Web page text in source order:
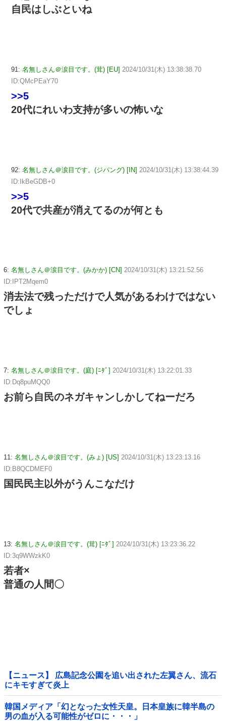
自民はしぶといね
91: 名無しさん＠涙目です。(茸) [EU] 2024/10/31(木) 13:38:38.70
ID:QMcPEaY70
>>5
20代にれいわ支持が多いの怖いな
92: 名無しさん＠涙目です。(ジパング) [IN] 2024/10/31(木) 13:38:44.39
ID:IkBeGDB+0
>>5
20代で共産が消えてるのが何とも
6: 名無しさん＠涙目です。(みかか) [CN] 2024/10/31(木) 13:21:52.56
ID:IPT2Mqem0
消去法で残っただけで人気があるわけではない
でしょ
7: 名無しさん＠涙目です。(庭) [ﾆﾀﾞ] 2024/10/31(木) 13:22:01.33
ID:Dq8puMQQ0
お前ら自民のネガキャンしかしてねーだろ
11: 名無しさん＠涙目です。(みょ) [US] 2024/10/31(木) 13:23:13.16
ID:B8QCDMEF0
国民民主以外がうんこなだけ
13: 名無しさん＠涙目です。(茸) [ﾆﾀﾞ] 2024/10/31(木) 13:23:36.22
ID:3q9WWzkK0
若者×
普通の人間〇
【ニュース】 広島記念公園を追い出された左翼さん、流石
にキモすぎて炎上
韓国メディア「幻となった女性天皇。日本皇族に韓半島の
男の血が入る可能性がゼロに・・・」